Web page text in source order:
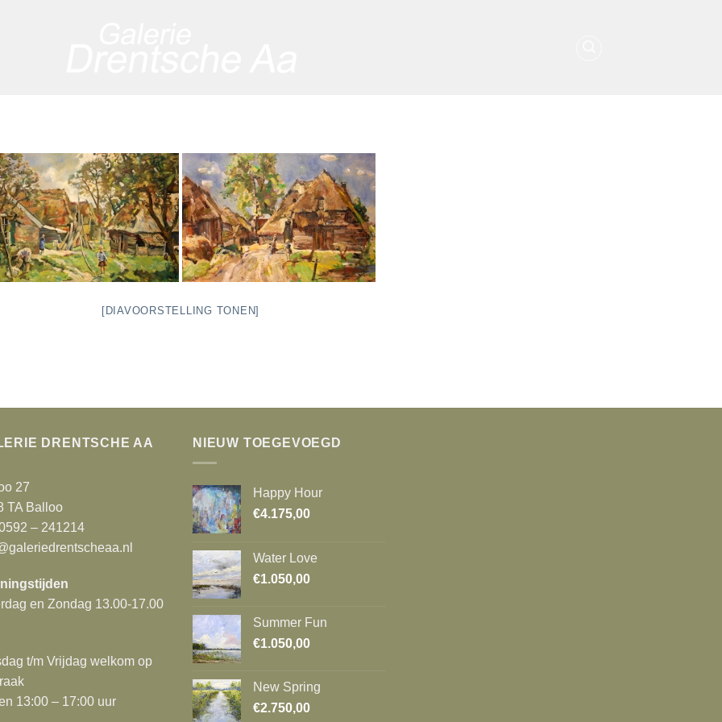
[DIAVOORSTELLING TONEN]
DRENTSCHE AA
27
TA Balloo
– 241214
en Zondag 13.00-17.00
t/m Vrijdag welkom op
13:00 – 17:00 uur
NIEUW TOEGEVOEGD
Happy Hour
€4.175,00
Water Love
€1.050,00
Summer Fun
€1.050,00
New Spring
€2.750,00